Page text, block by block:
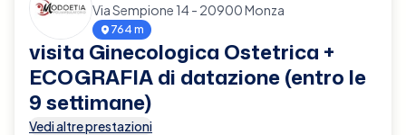
Via Sempione 14 - 20900 Monza
764 m
visita Ginecologica Ostetrica +
ECOGRAFIA di datazione (entro le
9 settimane)
Vedi altre prestazioni